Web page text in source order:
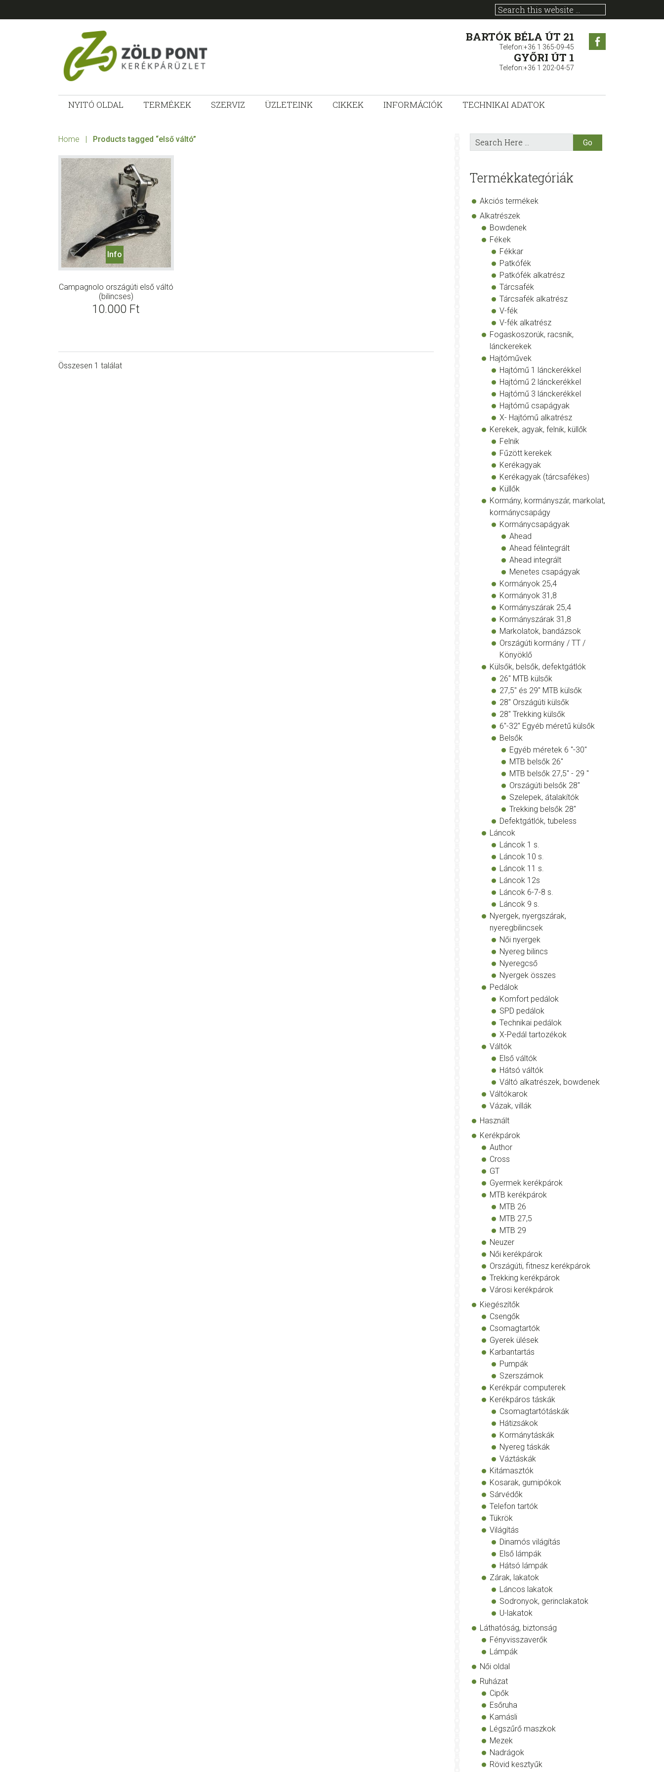
to
to
to
to
ZÖLD
KERÉKPÁRÜZLET
mindenkinek!
BARTÓK BÉLA ÚT 21
Telefon:+36 1 365-09-45
GYŐRI ÚT 1
Telefon:+36 1 202-04-57
NYITÓ OLDAL TERMÉKEK SZERVIZ ÜZLETEINK CIKKEK INFORMÁCIÓK TECHNIKAI ADATOK
Home | Products tagged “első váltó”
Info
Campagnolo országúti első váltó
(bilincses)
10.000 Ft
Összesen 1 találat
sidebar
Store
Sidebar
Search
Here
Termékkategóriák
Akciós termékek
Alkatrészek
Bowdenek
Fékek
Fékkar
Patkófék
Patkófék alkatrész
Tárcsafék
Tárcsafék alkatrész
V-fék
V-fék alkatrész
Fogaskoszorúk, racsnik,
lánckerekek
Hajtóművek
Hajtómű 1 lánckerékkel
Hajtómű 2 lánckerékkel
Hajtómű 3 lánckerékkel
Hajtómű csapágyak
X- Hajtómű alkatrész
Kerekek, agyak, felnik, küllők
Felnik
Fűzött kerekek
Kerékagyak
Kerékagyak (tárcsafékes)
Küllők
Kormány, kormányszár, markolat,
kormánycsapágy
Kormánycsapágyak
Ahead
Ahead félintegrált
Ahead integrált
Menetes csapágyak
Kormányok 25,4
Kormányok 31,8
Kormányszárak 25,4
Kormányszárak 31,8
Markolatok, bandázsok
Országúti kormány / TT /
Könyöklő
Külsők, belsők, defektgátlók
26" MTB külsők
27,5" és 29" MTB külsők
28" Országúti külsők
28" Trekking külsők
6"-32" Egyéb méretű külsők
Belsők
Egyéb méretek 6 "-30"
MTB belsők 26"
MTB belsők 27,5" - 29 "
Országúti belsők 28"
Szelepek, átalakítók
Trekking belsők 28"
Defektgátlók, tubeless
Láncok
Láncok 1 s.
Láncok 10 s.
Láncok 11 s.
Láncok 12s
Láncok 6-7-8 s.
Láncok 9 s.
Nyergek, nyergszárak,
nyeregbilincsek
Női nyergek
Nyereg bilincs
Nyeregcső
Nyergek összes
Pedálok
Komfort pedálok
SPD pedálok
Technikai pedálok
X-Pedál tartozékok
Váltók
Első váltók
Hátsó váltók
Váltó alkatrészek, bowdenek
Váltókarok
Vázak, villák
Használt
Kerékpárok
Author
Cross
GT
Gyermek kerékpárok
MTB kerékpárok
MTB 26
MTB 27,5
MTB 29
Neuzer
Női kerékpárok
Országúti, fitnesz kerékpárok
Trekking kerékpárok
Városi kerékpárok
Kiegészítők
Csengők
Csomagtartók
Gyerek ülések
Karbantartás
Pumpák
Szerszámok
Kerékpár computerek
Kerékpáros táskák
Csomagtartótáskák
Hátizsákok
Kormánytáskák
Nyereg táskák
Váztáskák
Kitámasztók
Kosarak, gumipókok
Sárvédők
Telefon tartók
Tükrök
Világítás
Dinamós világítás
Első lámpák
Hátsó lámpák
Zárak, lakatok
Láncos lakatok
Sodronyok, gerinclakatok
U-lakatok
Láthatóság, biztonság
Fényvisszaverők
Lámpák
Női oldal
Ruházat
Cipők
Esőruha
Kamásli
Légszűrő maszkok
Mezek
Nadrágok
Rövid kesztyűk